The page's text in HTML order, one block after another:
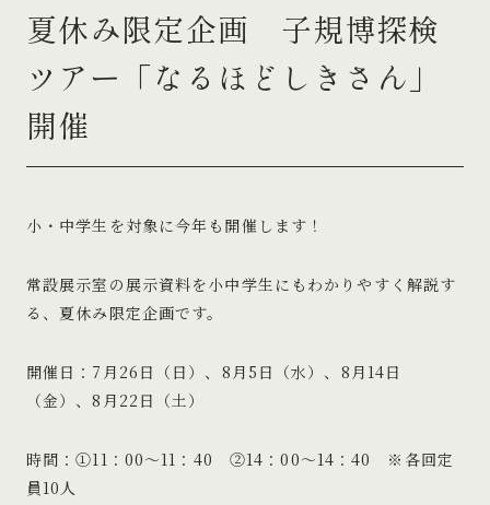
夏休み限定企画 子規博探検
ツアー「なるほどしきさん」
開催
小・中学生を対象に今年も開催します！
常設展示室の展示資料を小中学生にもわかりやすく解説す
る、夏休み限定企画です。
開催日：7月26日（日）、8月5日（水）、8月14日
（金）、8月22日（土）
時間：①11：00～11：40 ②14：00～14：40 ※各回定
員10人